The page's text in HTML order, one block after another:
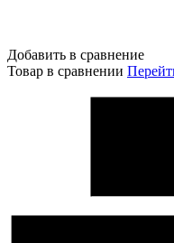
Добавить в сравнение
Товар в сравнении